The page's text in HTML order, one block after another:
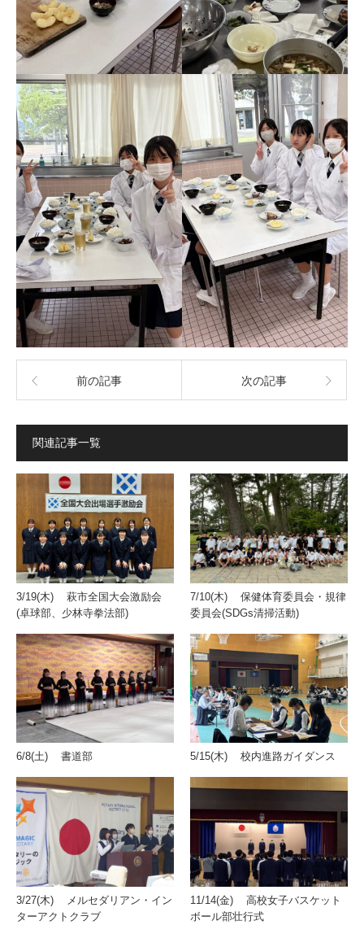
前の記事 次の記事
関連記事一覧
3/19(木) 萩市全国大会激励会
(卓球部、少林寺拳法部)
7/10(木) 保健体育委員会・規律
委員会(SDGs清掃活動)
6/8(土) 書道部 5/15(木) 校内進路ガイダンス
3/27(木) メルセダリアン・イン
ターアクトクラブ
11/14(金) 高校女子バスケット
ボール部壮行式